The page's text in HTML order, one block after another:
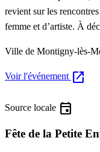
revient sur les
femme et d’artiste. À
Ville de Montigny-lès-
Voir l'événement open_in_new
Source locale event
Fête de la Petite